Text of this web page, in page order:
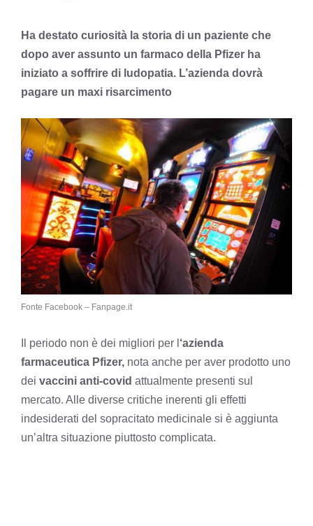
Ha destato curiosità la storia di un paziente che
dopo aver assunto un farmaco della Pfizer ha
iniziato a soffrire di ludopatia. L’azienda dovrà
pagare un maxi risarcimento
Fonte Facebook – Fanpage.it
Il periodo non è dei migliori per l ‘azienda
farmaceutica Pfizer, nota anche per aver prodotto uno
dei vaccini anti-covid attualmente presenti sul
mercato. Alle diverse critiche inerenti gli effetti
indesiderati del sopracitato medicinale si è aggiunta
un’altra situazione piuttosto complicata.